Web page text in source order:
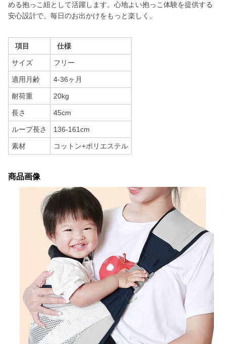
める抱っこ紐として活躍します。心地よい抱っこ体験を提供する
安心設計で、毎日のお出かけをもっと楽しく。
項目 仕様
サイズ フリー
適用月齢 4-36ヶ月
耐荷重 20kg
長さ 45cm
ループ長さ 136-161cm
素材 コットン+ポリエステル
商品画像